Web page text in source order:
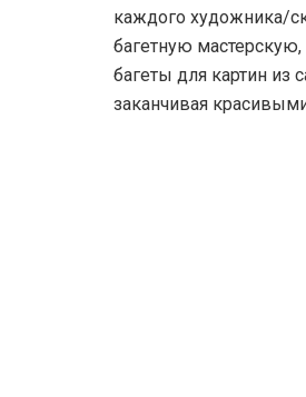
каждого художника/
багетную
багеты для картин из
заканчивая